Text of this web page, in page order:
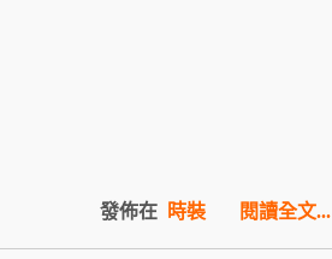
閱讀全文...
發佈在 時裝